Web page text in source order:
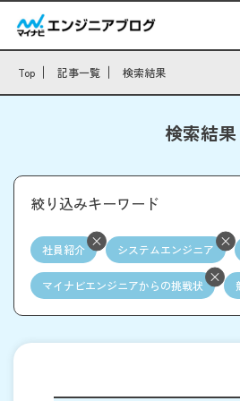
Top 記事一覧 検索結果
検索結果
絞り込みキーワード
社員紹介 システムエンジニア
マイナビエンジニアからの挑戦状